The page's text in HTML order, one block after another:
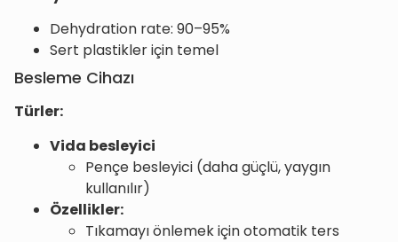
Dehydration rate: 90–95%
Sert plastikler için temel
Besleme Cihazı
Türler:
Vida besleyici
Pençe besleyici (daha güçlü, yaygın
kullanılır)
Özellikler:
Tıkamayı önlemek için otomatik ters